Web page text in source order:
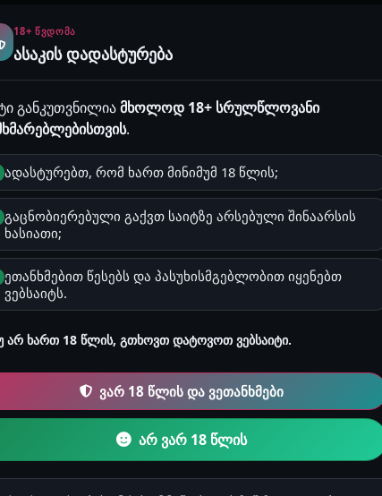
გამოწერები
0
სქესი
მდედრობითი
თხის რქა
კითხვები & რჩევები
18+ ᲬᲕᲓᲝᲛᲐ
ასაკის დადასტურება
განკუთვნილიამხოლოდ 18+ სრულწლოვანი
.
ადასტურებთ, რომ ხართ მინიმუმ 18 წლის;
გაცნობიერებული გაქვთ საიტზე არსებული შინაარსის
ხასიათი;
ეთანხმებით წესებს და პასუხისმგებლობით იყენებთ
ვებსაიტს.
არ ხართ 18 წლის, გთხოვთ დატოვოთ ვებსაიტი.
ვარ 18 წლის და ვეთანხმები
არ ვარ 18 წლის